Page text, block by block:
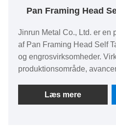
Pan Framing Head
Jinrun Metal Co., Ltd. er en
af Pan Framing Head Self
og engrosvirksomheder.
produktionsområde,
konkurrencedygtige priser
produkter har en stærk
Læs mere